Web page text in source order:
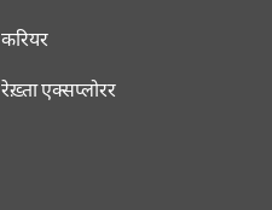
करियर
रेख़्ता एक्सप्लोरर